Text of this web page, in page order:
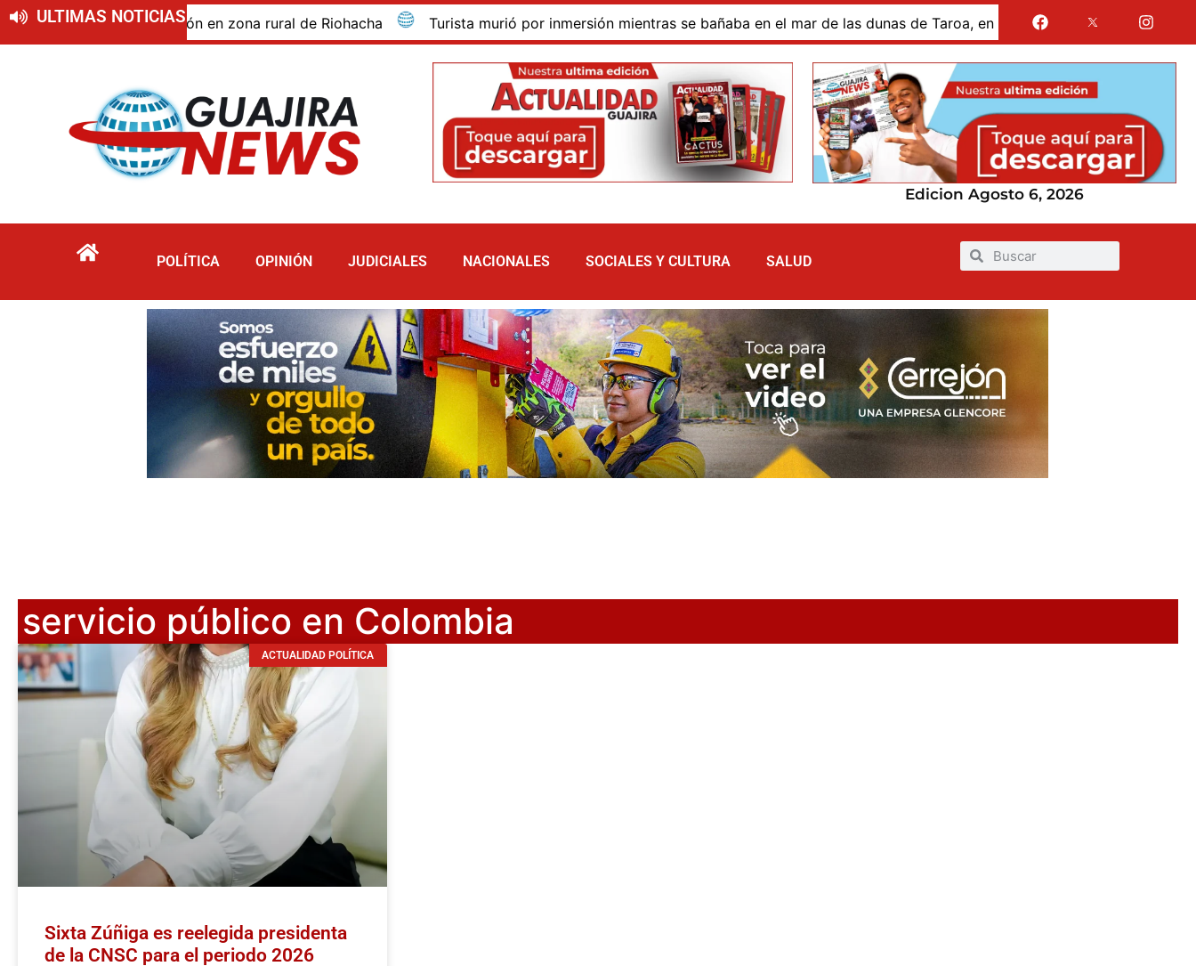
ULTIMAS NOTICIAS
de descomposición en zona rural de Riohacha Turista murió por inmersión mientras se bañaba en el mar de las dunas de Taroa, en la Alta Guajira Gases de La
Edicion Agosto 6, 2026
POLÍTICA OPINIÓN JUDICIALES NACIONALES SOCIALES Y CULTURA SALUD
servicio público en Colombia
ACTUALIDAD POLÍTICA
Sixta Zúñiga es reelegida presidenta
de la CNSC para el periodo 2026